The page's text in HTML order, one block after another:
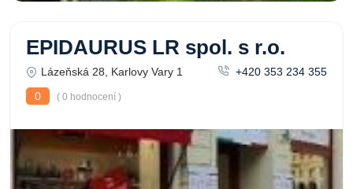
EPIDAURUS LR spol. s r.o.
Lázeňská 28, Karlovy Vary 1
+420 353 234 355
0
( 0 hodnocení )